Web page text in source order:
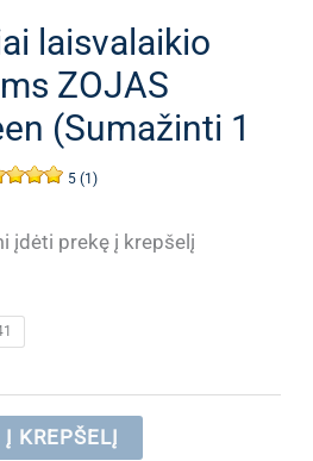
laisvalaikio
ZOJAS
(Sumažinti 1
5 (1)
įdėti prekę į krepšelį
Į KREPŠELĮ